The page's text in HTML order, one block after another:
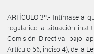
ARTÍCULO 3º.- Intímase a
regularice la situación
Comisión Directiva bajo
Artículo 56, inciso 4), de la